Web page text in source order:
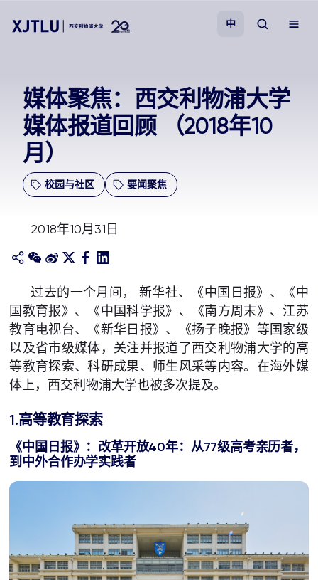
招生
科研
关于我们
中
媒体聚焦：西交利物浦大学
媒体报道回顾 （2018年10
月）
校园与社区 要闻聚焦
2018年10月31日
过去的一个月间， 新华社、《中国日报》、《中
国教育报》、《中国科学报》、《南方周末》、江苏
教育电视台、《新华日报》、《扬子晚报》等国家级
以及省市级媒体，关注并报道了西交利物浦大学的高
等教育探索、科研成果、师生风采等内容。在海外媒
体上，西交利物浦大学也被多次提及。
1.高等教育探索
《中国日报》：改革开放40年：从77级高考亲历者，
到中外合作办学实践者